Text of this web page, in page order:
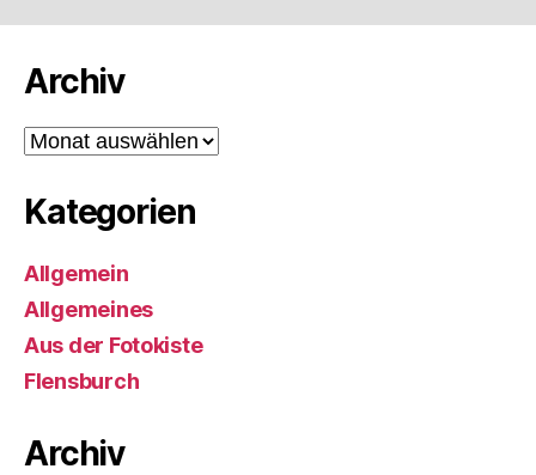
Archiv
Archiv
Kategorien
Allgemein
Allgemeines
Aus der Fotokiste
Flensburch
Archiv